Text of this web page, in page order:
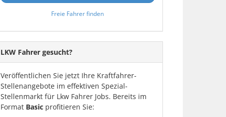
Freie Fahrer finden
LKW Fahrer gesucht?
Veröffentlichen Sie jetzt Ihre Kraftfahrer-
Stellenangebote im effektiven Spezial-
Stellenmarkt für Lkw Fahrer Jobs. Bereits im
Format Basicprofitieren Sie: